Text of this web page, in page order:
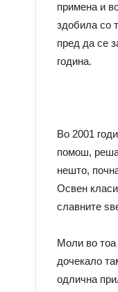
примена и
здобила со
пред да се
година.
Во 2001
помош,
нешто,
Освен
славните
Моли во тоа
дочекало
одлична